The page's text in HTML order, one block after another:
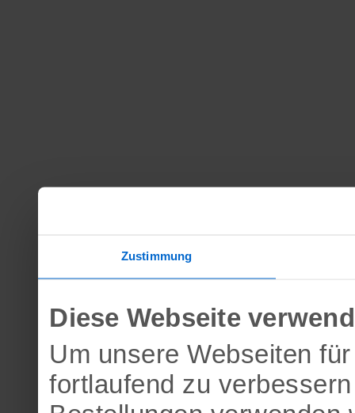
Zustimmung
Diese Webseite
Um unsere Webseiten
fortlaufend zu